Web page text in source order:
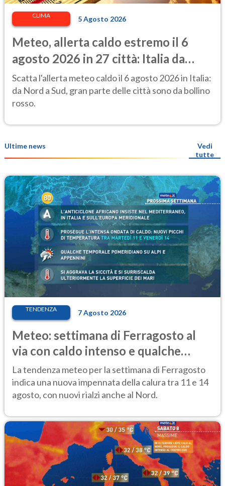
CLIMA 5 Agosto 2026
Meteo, allerta caldo estremo il 6
agosto 2026 in 27 città: Italia da
bollino rosso
Scatta l'allerta meteo caldo il 6 agosto 2026 in Italia:
da Nord a Sud, gran parte delle città sono da bollino
rosso.
Ultime news
Vedi
tutte
TENDENZA 7 Agosto 2026
Meteo: settimana di Ferragosto al
via con caldo intenso e qualche
temporale
La tendenza meteo per la settimana di Ferragosto
indica una nuova impennata della calura tra 11 e 14
agosto, con nuovi rialzi anche al Nord.